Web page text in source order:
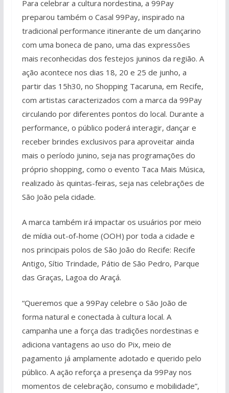
Para celebrar a cultura nordestina, a 99Pay
preparou também o Casal 99Pay, inspirado na
tradicional performance itinerante de um dançarino
com uma boneca de pano, uma das expressões
mais reconhecidas dos festejos juninos da região. A
ação acontece nos dias 18, 20 e 25 de junho, a
partir das 15h30, no Shopping Tacaruna, em Recife,
com artistas caracterizados com a marca da 99Pay
circulando por diferentes pontos do local. Durante a
performance, o público poderá interagir, dançar e
receber brindes exclusivos para aproveitar ainda
mais o período junino, seja nas programações do
próprio shopping, como o evento Taca Mais Música,
realizado às quintas-feiras, seja nas celebrações de
São João pela cidade.
A marca também irá impactar os usuários por meio
de mídia out-of-home (OOH) por toda a cidade e
nos principais polos de São João do Recife: Recife
Antigo, Sítio Trindade, Pátio de São Pedro, Parque
das Graças, Lagoa do Araçá.
“Queremos que a 99Pay celebre o São João de
forma natural e conectada à cultura local. A
campanha une a força das tradições nordestinas e
adiciona vantagens ao uso do Pix, meio de
pagamento já amplamente adotado e querido pelo
público. A ação reforça a presença da 99Pay nos
momentos de celebração, consumo e mobilidade”,